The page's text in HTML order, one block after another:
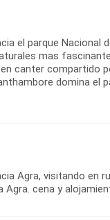
el parque Nacional
mas
canter compartido
domina el
Agra, visitando en
Agra. cena y